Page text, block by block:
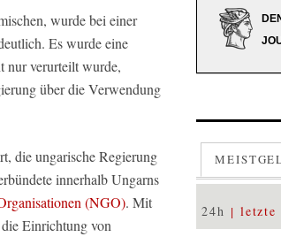
wurde bei einer
Es wurde eine
nur verurteilt wurde,
über die Verwendung
die ungarische Regierung
innerhalb Ungarns
(NGO). Mit
Einrichtung von
24h letzte